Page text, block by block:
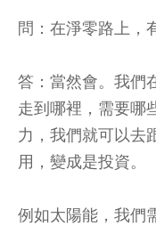
問：在淨零路上，
答：當然會。我們
走到哪裡，需要哪
力，我們就可以去
用，變成是投資。
例如太陽能，我們